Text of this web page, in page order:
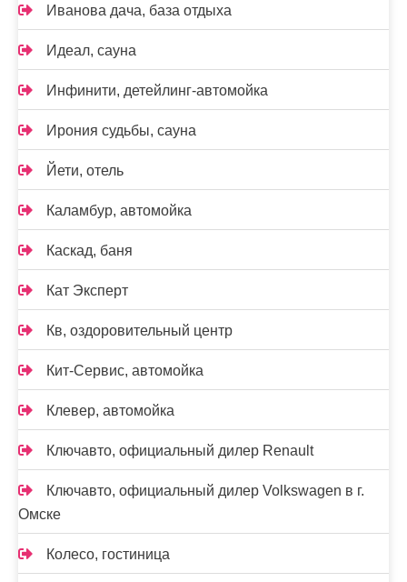
Иванова дача, база отдыха
Идеал, сауна
Инфинити, детейлинг-автомойка
Ирония судьбы, сауна
Йети, отель
Каламбур, автомойка
Каскад, баня
Кат Эксперт
Кв, оздоровительный центр
Кит-Сервис, автомойка
Клевер, автомойка
Ключавто, официальный дилер Renault
Ключавто, официальный дилер Volkswagen в г.
Омске
Колесо, гостиница